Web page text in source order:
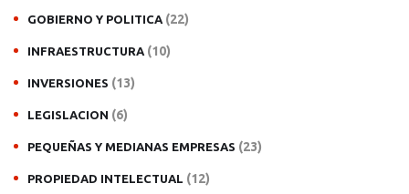
GOBIERNO Y POLITICA (22)
INFRAESTRUCTURA (10)
INVERSIONES (13)
LEGISLACION (6)
PEQUEÑAS Y MEDIANAS EMPRESAS (23)
PROPIEDAD INTELECTUAL (12)